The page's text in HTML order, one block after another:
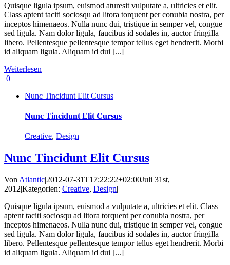
Quisque ligula ipsum, euismod aturesit vulputate a, ultricies et elit.
Class aptent taciti sociosqu ad litora torquent per conubia nostra, per
inceptos himenaeos. Nulla nunc dui, tristique in semper vel, congue
sed ligula. Nam dolor ligula, faucibus id sodales in, auctor fringilla
libero. Pellentesque pellentesque tempor tellus eget hendrerit. Morbi
id aliquam ligula. Aliquam id dui [...]
Weiterlesen
0
Nunc Tincidunt Elit Cursus
Nunc Tincidunt Elit Cursus
Creative, Design
Nunc Tincidunt Elit Cursus
Von Atlantic|2012-07-31T17:22:22+02:00Juli 31st,
2012|Kategorien: Creative, Design|
Quisque ligula ipsum, euismod a vulputate a, ultricies et elit. Class
aptent taciti sociosqu ad litora torquent per conubia nostra, per
inceptos himenaeos. Nulla nunc dui, tristique in semper vel, congue
sed ligula. Nam dolor ligula, faucibus id sodales in, auctor fringilla
libero. Pellentesque pellentesque tempor tellus eget hendrerit. Morbi
id aliquam ligula. Aliquam id dui [...]